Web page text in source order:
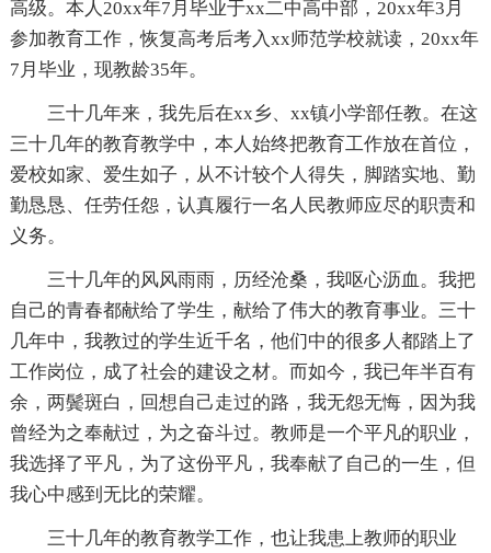
高级。本人20xx年7月毕业于xx二中高中部，20xx年3月
参加教育工作，恢复高考后考入xx师范学校就读，20xx年
7月毕业，现教龄35年。
三十几年来，我先后在xx乡、xx镇小学部任教。在这
三十几年的教育教学中，本人始终把教育工作放在首位，
爱校如家、爱生如子，从不计较个人得失，脚踏实地、勤
勤恳恳、任劳任怨，认真履行一名人民教师应尽的职责和
义务。
三十几年的风风雨雨，历经沧桑，我呕心沥血。我把
自己的青春都献给了学生，献给了伟大的教育事业。三十
几年中，我教过的学生近千名，他们中的很多人都踏上了
工作岗位，成了社会的建设之材。而如今，我已年半百有
余，两鬓斑白，回想自己走过的路，我无怨无悔，因为我
曾经为之奉献过，为之奋斗过。教师是一个平凡的职业，
我选择了平凡，为了这份平凡，我奉献了自己的一生，但
我心中感到无比的荣耀。
三十几年的教育教学工作，也让我患上教师的职业